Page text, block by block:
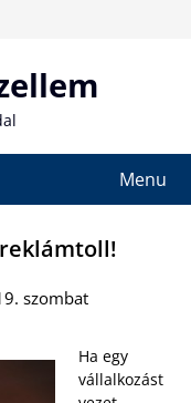
Menu
szombat
Ha egy
vállalkozást